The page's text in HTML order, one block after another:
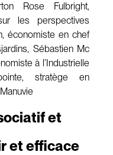
Rose Fulbright,
les perspectives
économiste en chef
Sébastien Mc
à l’Industrielle
stratège en
et
et efficace